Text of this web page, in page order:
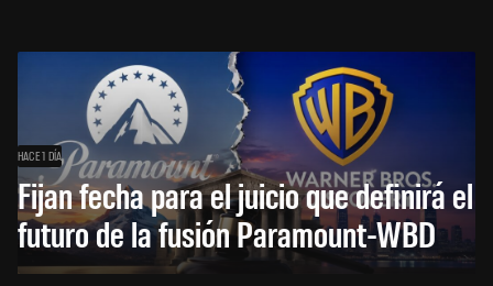
HACE 1 DÍA
Fijan fecha para el juicio que definirá el
futuro de la fusión Paramount-WBD